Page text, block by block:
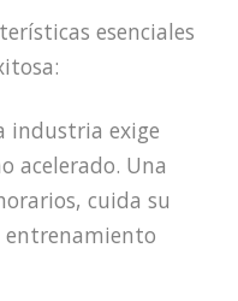
esenciales
industria exige
acelerado. Una
cuida su